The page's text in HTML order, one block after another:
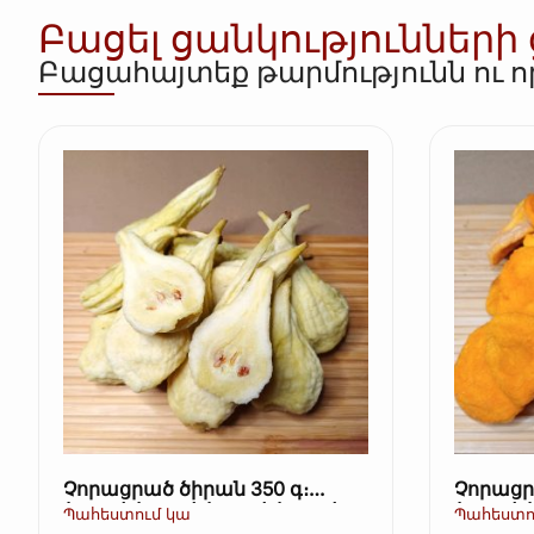
Բացել
Բացահայտեք թարմությունն ու
Չորացրած ծիրան 350 գ։
(Kopie) (Kopie) (Kopie) (Kopie)
Պահեստում կա
(Kopie)